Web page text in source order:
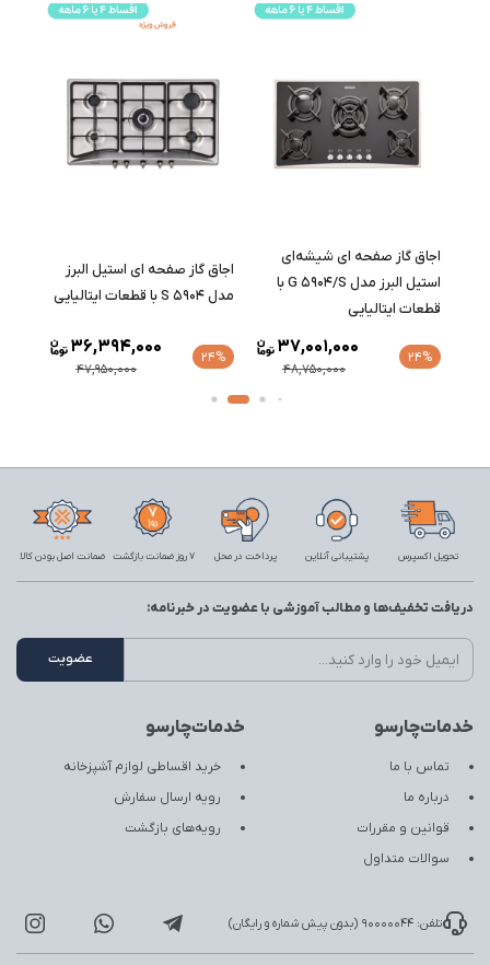
اجاق گاز صفحه ای شیشه‌ای
استیل البرز مدل G 5904/S با
قطعات ایتالیایی
24%
48,750,000
37,001,000
اجاق گاز صفحه ای استیل البرز
مدل S 5904 با قطعات ایتالیایی
24%
47,950,000
36,394,000
تحویل اکسپرس پشتیبانی آنلاین پرداخت در محل 7 روز ضمانت بازگشت ضمانت اصل بودن کالا
خدمات‌چارسو
تماس با ما
درباره ما
قوانین و مقررات
سوالات متداول
خدمات‌چارسو
خرید اقساطی لوازم آشپزخانه
رویه ارسال سفارش
رویه‌های بازگشت
دریافت تخفیف‌ها و مطالب آموزشی با عضویت در خبرنامه:
تلفن: 90000044 (بدون پیش شماره و رایگان)